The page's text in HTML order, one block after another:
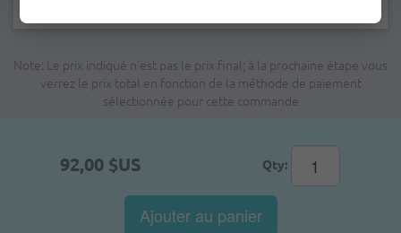
Note: Le prix indiqué n'est pas le prix final; à la prochaine étape vous
verrez le prix total en fonction de la méthode de paiement
sélectionnée pour cette commande
92,00 $US Qty:
Ajouter au panier